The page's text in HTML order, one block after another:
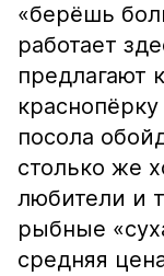
«берёшь
работает
предлагают
посола
столько же
любители и
рыбные
средняя